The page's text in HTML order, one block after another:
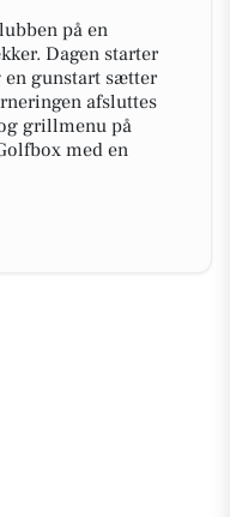
på en
Dagen starter
en gunstart sætter
afsluttes
grillmenu på
med en